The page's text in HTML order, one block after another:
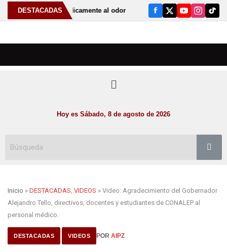
DESTACADAS
Acudir periódicamente al odontólogo puede ayudar a detectar el
Hoy es Sábado, 8 de agosto de 2026
Inicio » DESTACADAS, VIDEOS » Video: Agradecimiento del Gobernador
Alejandro Tello, directivos, docentes y estudiantes de CONALEP al
personal médico.
DESTACADAS VIDEOS POR AIPZ